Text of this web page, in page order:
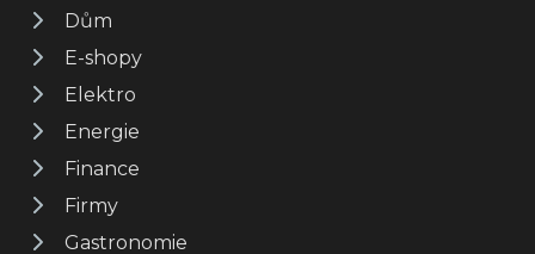
Dům
E-shopy
Elektro
Energie
Finance
Firmy
Gastronomie